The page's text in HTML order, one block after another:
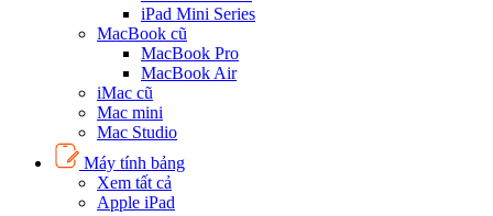
iPad Mini Series
MacBook cũ
MacBook Pro
MacBook Air
iMac cũ
Mac mini
Mac Studio
Máy tính bảng
Xem tất cả
Apple iPad